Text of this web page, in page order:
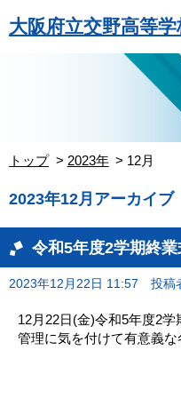
大阪府立交野高等学
トップ 2023年 12月
2023年12月アーカイブ
令和5年度2学期終
2023年12月22日 11:57 投稿
12月22日(金)令和5年度2
管理に気を付けて有意義な